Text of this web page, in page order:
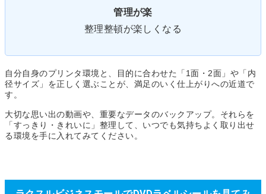
管理が楽
整理整頓が楽しくなる
自分自身のプリンタ環境と、目的に合わせた「1面・2面」や「内
径サイズ」を正しく選ぶことが、満足のいく仕上がりへの近道で
す。
大切な思い出の動画や、重要なデータのバックアップ。それらを
「すっきり・きれいに」 整理して、いつでも気持ちよく取り出せ
る環境を手に入れてみてください。